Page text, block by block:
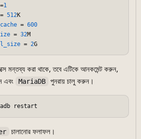
=1
= 512
= 600
= 32
= 2
মন্তব্য করা থাকে, তবে এটিকে আনকমেন্ট করুন,
এবং
MariaDB পুনরায় চালু করুন।
চালানোর ফলাফল।